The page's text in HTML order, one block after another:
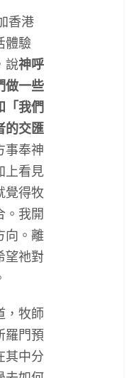
香港
體驗
說神呼
做一些
「我們
的交匯
事奉神
上看見
覺得牧
。我開
向。離
望祂對
牧師
羅門預
其中分